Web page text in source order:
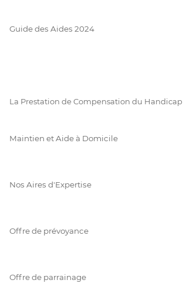
Guide des Aides 2024
La Prestation de Compensation du Handicap
Maintien et Aide à Domicile
Nos Aires d'Expertise
Offre de prévoyance
Offre de parrainage